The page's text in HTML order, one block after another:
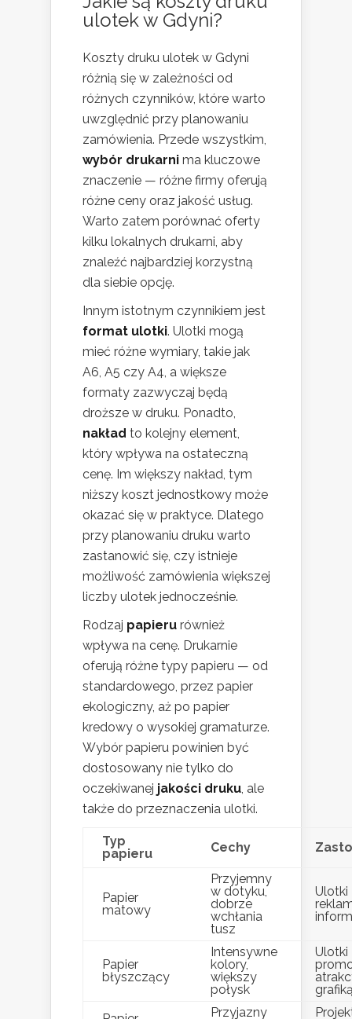
ulotek w Gdyni?
Koszty druku ulotek w Gdyni
różnią się w zależności od
różnych czynników, które warto
uwzględnić przy planowaniu
zamówienia. Przede wszystkim,
wybór drukarni ma kluczowe
znaczenie — różne firmy oferują
różne ceny oraz jakość usług.
Warto zatem porównać oferty
kilku lokalnych drukarni, aby
znaleźć najbardziej korzystną
dla siebie opcję.
Innym istotnym czynnikiem jest
format ulotki. Ulotki mogą
mieć różne wymiary, takie jak
A6, A5 czy A4, a większe
formaty zazwyczaj będą
droższe w druku. Ponadto,
nakład to kolejny element,
który wpływa na ostateczną
cenę. Im większy nakład, tym
niższy koszt jednostkowy może
okazać się w praktyce. Dlatego
przy planowaniu druku warto
zastanowić się, czy istnieje
możliwość zamówienia większej
liczby ulotek jednocześnie.
Rodzaj papieru również
wpływa na cenę. Drukarnie
oferują różne typy papieru — od
standardowego, przez papier
ekologiczny, aż po papier
kredowy o wysokiej gramaturze.
Wybór papieru powinien być
dostosowany nie tylko do
oczekiwanej jakości druku, ale
także do przeznaczenia ulotki.
Typ
papieru
Cechy
Papier
matowy
Przyjemny
w dotyku,
dobrze
wchłania
tusz
Ulotki
Papier
błyszczący
Intensywne
kolory,
większy
połysk
Ulotki
Przyjazny